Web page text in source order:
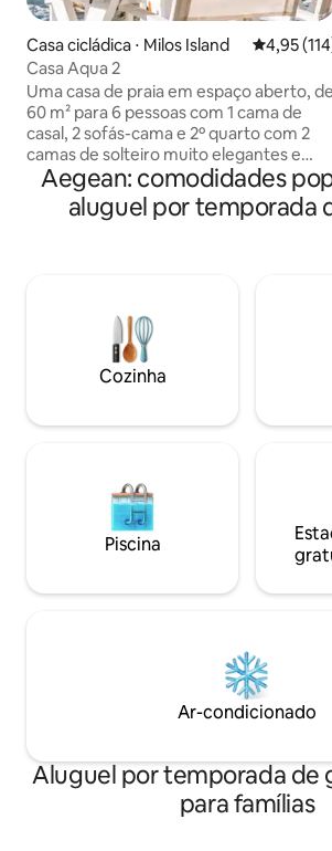
Casa cicládica ⋅ Milos Island 4,95 de
4,95
Casa Aqua 2
Uma casa de praia em espaço aberto, de
60 m² para 6 pessoas com 1 cama de
casal, 2 sofás-cama e 2º quarto com 2
camas de solteiro muito elegantes e
confortáveis. É decorada com estilo
boho e aconchegante combinado com a
cultura cicládica. A casa tem acesso
Sarakiniko que formam uma enseada
isolada em frente à casa, juntamente
com a casa Aqua 1 e 3. Cesta de boas-
vindas com produtos locais oferecidos.
Aegean: comodidades
aluguel por temporada
Cozinha
Piscina
Ar-condicionado
Aluguel por temporada de
para famílias